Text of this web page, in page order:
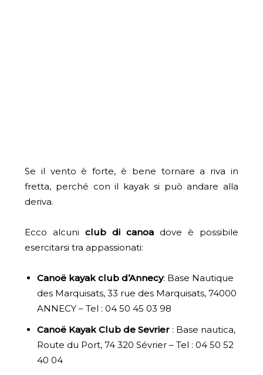
Se il vento è forte, è bene tornare a riva in
fretta, perché con il kayak si può andare alla
deriva.
Ecco alcuni club di canoa dove è possibile
esercitarsi tra appassionati:
Canoë kayak club d’Annecy: Base Nautique
des Marquisats, 33 rue des Marquisats, 74000
ANNECY – Tel : 04 50 45 03 98
Canoë Kayak Club de Sevrier : Base nautica,
Route du Port, 74 320 Sévrier – Tel : 04 50 52
40 04